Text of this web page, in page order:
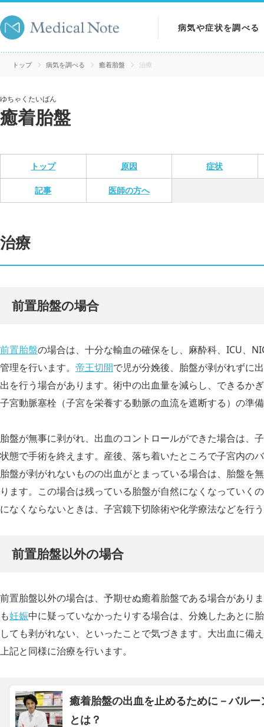
病気や症状を調べる
病気を調べる
トップ 病気を調べる 癒着胎盤 治療
ゆちゃくたいばん
癒着胎盤
トップ 原因 症状
記事 医師の方へ
治療
前置胎盤の場合
前置胎盤の場合は、十分な輸血の確保をし、麻酔科、ICU、
管理を行います。 帝王切開で児が分娩後、胎盤が剥がれずに
出を行う場合があります。術中の出血量を減らし、できるか
子宮動脈塞栓（子宮を栄養する動脈の血流を遮断する）の準
胎盤が無事に剥がれ、出血のコントロールができた場合は、
状態で手術を終えます。産後、落ち着いたところで子宮内の
胎盤が剥がれないものの出血がとまっている場合は、胎盤を
ります。この場合は残っている胎盤が自然になくなっていく
になくならないときは、子宮鏡下切除術や化学療法などを行
前置胎盤以外の場合
前置胎盤以外の場合は、予期せぬ癒着胎盤である場合があり
も妊娠中に疑っていなかったりする場合は、分娩したあとに
しても剥がれない、といったことで気づきます。大出血に備
上記と同様に治療を行います。
癒着胎盤の出血を止めるために－バル
とは？